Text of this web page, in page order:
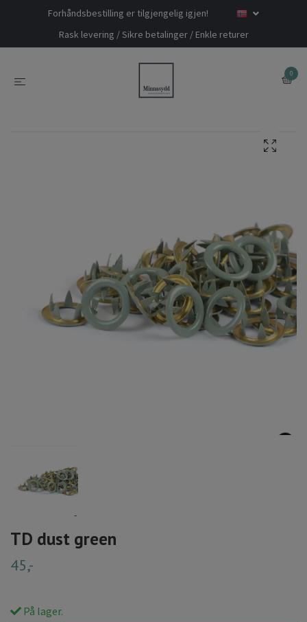
Forhåndsbestilling er tilgjengelig igjen!
Rask levering / Sikre betalinger / Enkle returer
0
TD dust green
45,-
På lager.